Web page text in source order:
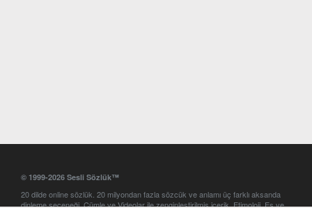
© 1999-2026 Sesli Sözlük™
20 dilde online sözlük. 20 milyondan fazla sözcük ve anlamı üç farklı aksanda
dinleme seçeneği. Cümle ve Videolar ile zenginleştirilmiş içerik. Etimoloji, Eş ve